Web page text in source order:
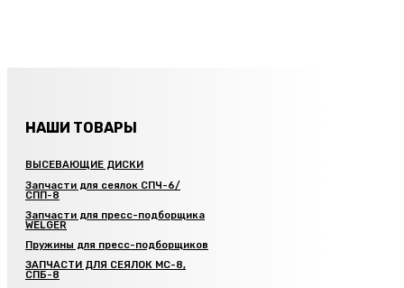
НАШИ ТОВАРЫ
ВЫСЕВАЮЩИЕ ДИСКИ
Запчасти для сеялок СПЧ-6/
СПП-8
Запчасти для пресс-подборщика
WELGER
Пружины для пресс-подборщиков
ЗАПЧАСТИ ДЛЯ СЕЯЛОК МС-8,
СПБ-8